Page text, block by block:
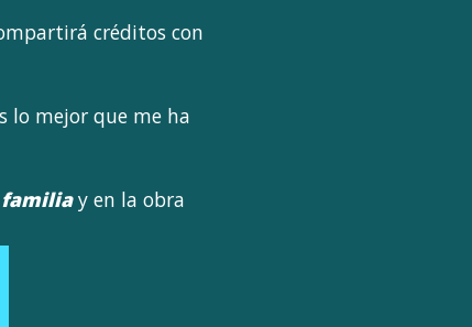
créditos con
lo mejor que me ha
y en la obra